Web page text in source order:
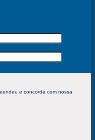
e concorda com nossa